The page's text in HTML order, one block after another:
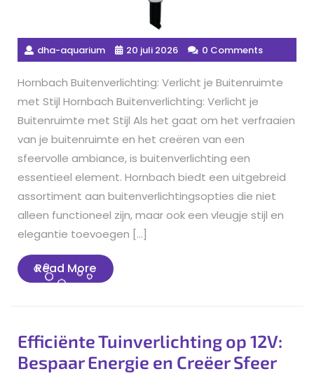
dha-aquarium 20 juli 2026 0 Comments
Hornbach Buitenverlichting: Verlicht je Buitenruimte
met Stijl Hornbach Buitenverlichting: Verlicht je
Buitenruimte met Stijl Als het gaat om het verfraaien
van je buitenruimte en het creëren van een
sfeervolle ambiance, is buitenverlichting een
essentieel element. Hornbach biedt een uitgebreid
assortiment aan buitenverlichtingsopties die niet
alleen functioneel zijn, maar ook een vleugje stijl en
elegantie toevoegen […]
Read MoreRead
More
Efficiënte Tuinverlichting op 12V:
Bespaar Energie en Creëer Sfeer